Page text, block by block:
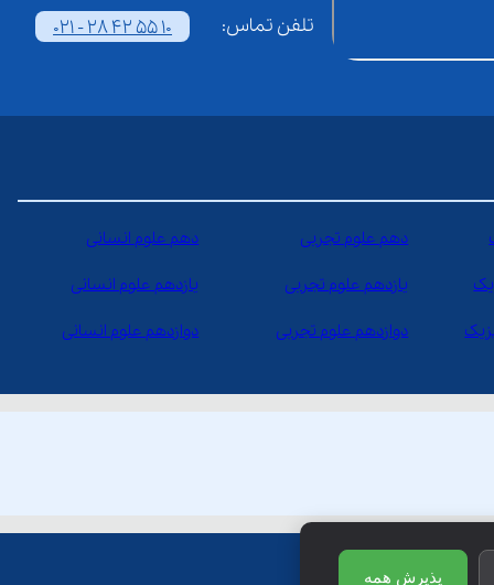
تلفن تماس: 021 - 28 42 55 10
دهم علوم تجربی دهم علوم انسانی
یازدهم علوم تجربی یازدهم علوم انسانی
دوازدهم علوم تجربی دوازدهم علوم انسانی
پذیرش همه